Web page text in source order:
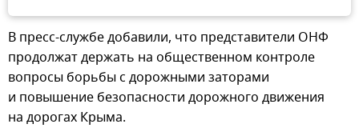
В пресс-службе добавили, что представители ОНФ
продолжат держать на общественном контроле
вопросы борьбы с дорожными заторами
и повышение безопасности дорожного движения
на дорогах Крыма.